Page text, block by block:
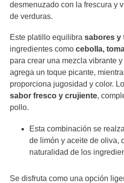
desmenuzado con la frescura y
de verduras.
Este platillo equilibra sabores y
ingredientes como cebolla,
para crear una mezcla vibrante
agrega un toque picante,
proporciona jugosidad y color.
sabor fresco y crujiente,
pollo.
Esta combinación se
de limón y aceite de oliva,
naturalidad de los
Se disfruta como una opción